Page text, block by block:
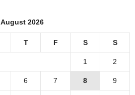
August 2026
T F S S
1 2
6 7 8 9